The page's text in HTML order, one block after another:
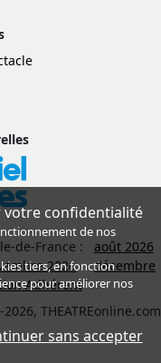
de-France :
août 2026
2026
décembre
Adhérent
THEATREonline.com
votre confidentialité
de nos
tiers, en fonction
pour améliorer nos
sans accepter